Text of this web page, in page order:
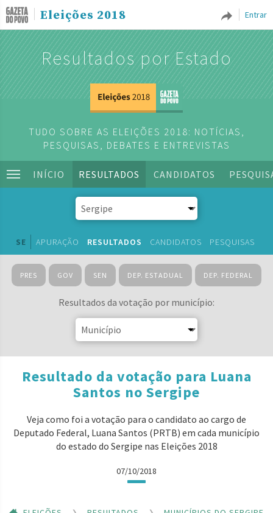
Entrar
Eleições 2018
Resultados por Estado
TUDO SOBRE AS ELEIÇÕES 2018: NOTÍCIAS,
PESQUISAS, DEBATES E ENTREVISTAS
INÍCIO RESULTADOS CANDIDATOS
SE APURAÇÃO RESULTADOS CANDIDATOS PESQUISAS
PRES GOV SEN DEP. ESTADUAL DEP. FEDERAL
Resultados da votação por município:
Resultado da votação para Luana
Santos no Sergipe
Veja como foi a votação para o candidato ao cargo de
Deputado Federal, Luana Santos (PRTB) em cada município
do estado do Sergipe nas Eleições 2018
07/10/2018